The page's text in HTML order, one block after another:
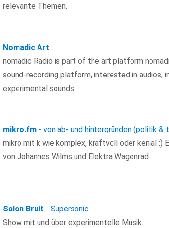
relevante Themen.
Nomadic Art
nomadic Radio is part of the art platform
sound-recording platform, interested in audios,
experimental sounds.
mikro.fm - von ab- und hintergründen (politik &
mikro mit k wie komplex, kraftvoll oder kenial :)
von Johannes Wilms und Elektra Wagenrad.
Salon Bruit - Supersonic
Show mit und über experimentelle Musik.